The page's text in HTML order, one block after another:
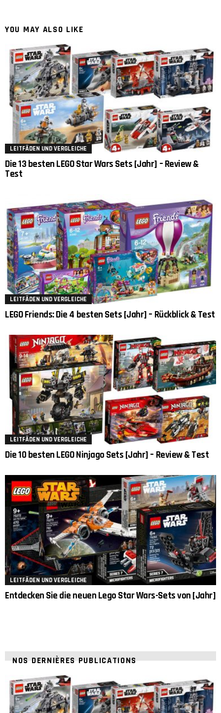
YOU MAY ALSO LIKE
LEITFÄDEN UND VERGLEICHE
Die 13 besten LEGO Star Wars Sets [Jahr] – Review &
Test
LEITFÄDEN UND VERGLEICHE
LEGO Friends: Die 4 besten Sets [Jahr] – Rückblick & Test
LEITFÄDEN UND VERGLEICHE
Die 10 besten LEGO Ninjago Sets [Jahr] – Review & Test
LEITFÄDEN UND VERGLEICHE
Entdecken Sie die neuen Lego Star Wars-Sets von [Jahr]
NOS DERNIÈRES PUBLICATIONS